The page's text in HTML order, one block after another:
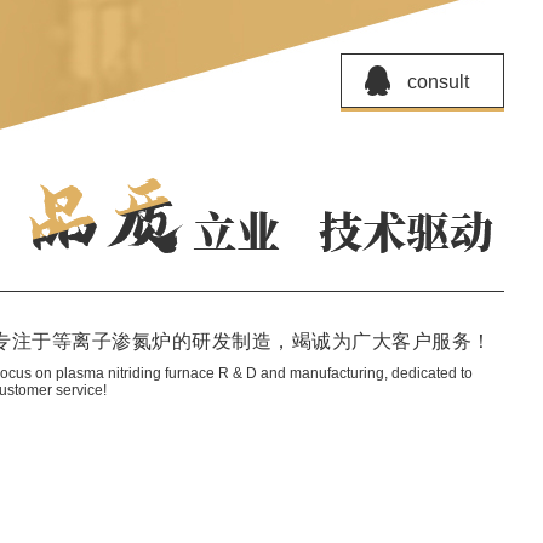
consult
注于等离子渗氮炉的研发制造，竭诚为广大客户服务！
on plasma nitriding furnace R & D and manufacturing, dedicated to
service!